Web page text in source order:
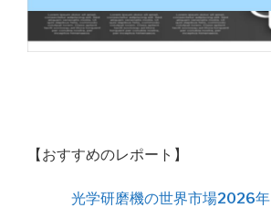
【おすすめのレポート】
光学研磨機の世界市場2026年